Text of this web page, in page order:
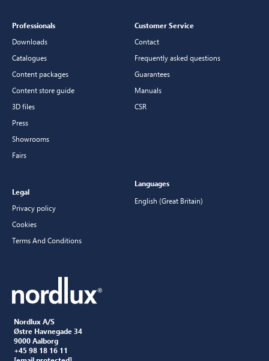
Nordlux A/S
Østre Havnegade 34
9000 Aalborg
+45 98 18 16 11
Professionals
Downloads
Catalogues
Content packages
Content store guide
3D files
Press
Showrooms
Fairs
Customer Service
Contact
Frequently asked questions
Guarantees
Manuals
CSR
Legal
Privacy policy
Cookies
Terms And Conditions
Languages
English (Great Britain)